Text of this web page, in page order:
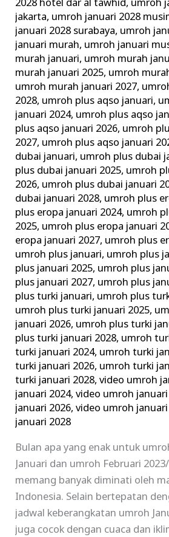
2028 hotel dar al tawhid, umroh
jakarta, umroh januari 2028
januari 2028 surabaya, umroh
januari murah, umroh januari
murah januari, umroh murah
murah januari 2025, umroh
umroh murah januari 2027,
2028, umroh plus aqso januari,
januari 2024, umroh plus aqso
plus aqso januari 2026, umroh
2027, umroh plus aqso januari
dubai januari, umroh plus dubai
plus dubai januari 2025, umroh
2026, umroh plus dubai januari
dubai januari 2028, umroh plus
plus eropa januari 2024, umroh
2025, umroh plus eropa januari
eropa januari 2027, umroh plus
umroh plus januari, umroh plus
plus januari 2025, umroh plus
plus januari 2027, umroh plus
plus turki januari, umroh plus
umroh plus turki januari 2025,
januari 2026, umroh plus turki
plus turki januari 2028, umroh
turki januari 2024, umroh turki
turki januari 2026, umroh turki
turki januari 2028,video umroh
januari 2024,video umroh januari
januari 2026,video umroh januari
januari 2028
Bulan apa yang enak untuk
Januari dan umroh Februari
memang banyak diminati oleh
Indonesia. Selain bertepatan
jadwal keberangkatan umroh
juga cocok dengan cuaca dan